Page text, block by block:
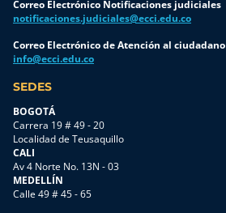
Las
empresas
lo notan —
Correo Electrónico Notificaciones judiciales
notificaciones.judiciales@ecci.edu.co
Correo Electrónico de Atención al ciudadano
info@ecci.edu.co
SEDES
BOGOTÁ
Carrera 19 # 49 - 20
Localidad de Teusaquillo
CALI
Av 4 Norte No. 13N - 03
MEDELLÍN
Calle 49 # 45 - 65